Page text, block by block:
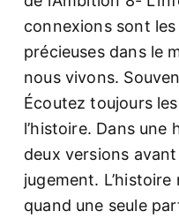
connexions sont
précieuses dans le
nous vivons.
Écoutez toujours
l’histoire. Dans une
deux versions avant
jugement. L’histoire
quand une seule